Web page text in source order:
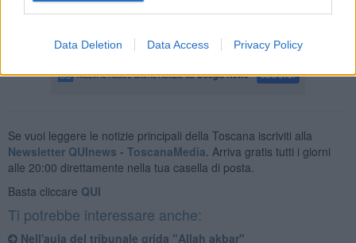
Data Deletion Data Access Privacy Policy
Sono 339 le espulsioni eseguite dal gennaio 2015 ad oggi. Nel solo
Se vuoi leggere le notizie principali della Toscana iscriviti alla
Newsletter QUInews - ToscanaMedia. Arriva gratis tutti i giorni
alle 20:00 direttamente nella tua casella di posta.
Basta cliccare QUI
Ti potrebbe interessare anche:
Nell'aula del tribunale grida "Allah akbar"